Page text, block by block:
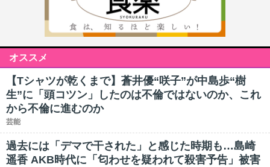
オススメ
【Tシャツが乾くまで】蒼井優“咲子”が中島歩“樹
生”に「頭コツン」したのは不倫ではないのか、これ
から不倫に進むのか
芸能
過去には「デマで干された」と感じた時期も…島崎
遥香 AKB時代に「匂わせを疑われて殺害予告」被害